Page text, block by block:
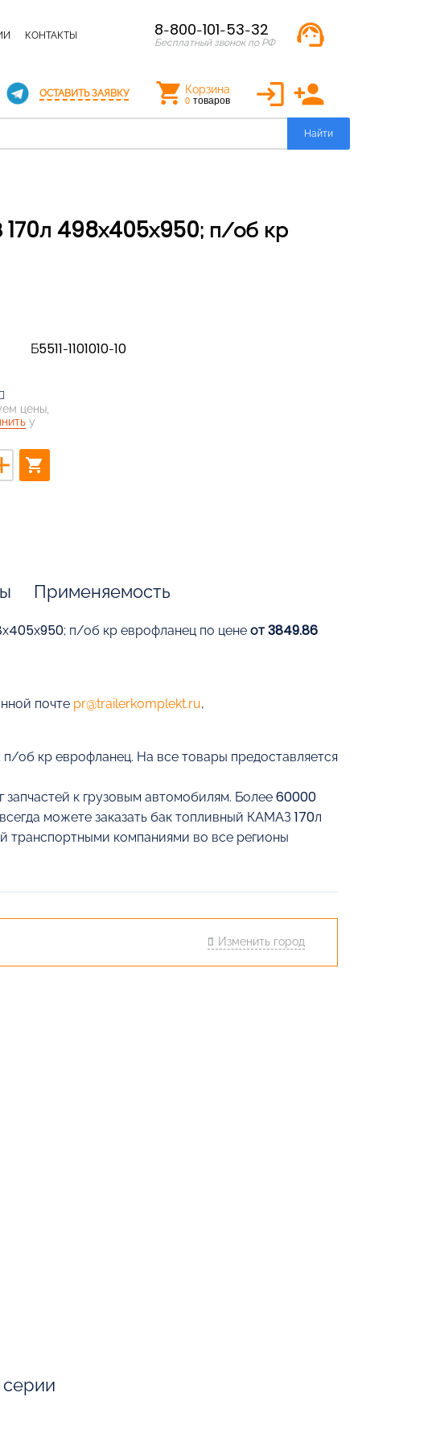
КОНТАКТЫ 8-800-101-53-32
Бесплатный звонок по РФ support_agent
ОСТАВИТЬ ЗАЯВКУ Корзина
0 товаров login person_add
Найти
Б5511-1101010-10
цены,
у
shopping_cart
Применяемость
п/об кр еврофланец по цене от 3849.86
почте pr@trailerkomplekt.ru,
об кр еврофланец. На все товары предоставляется
к грузовым автомобилям. Более 60000
можете заказать бак топливный КАМАЗ 170л
транспортными компаниями во все регионы
Изменить город